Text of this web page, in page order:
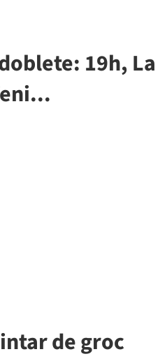
19h, La
de groc